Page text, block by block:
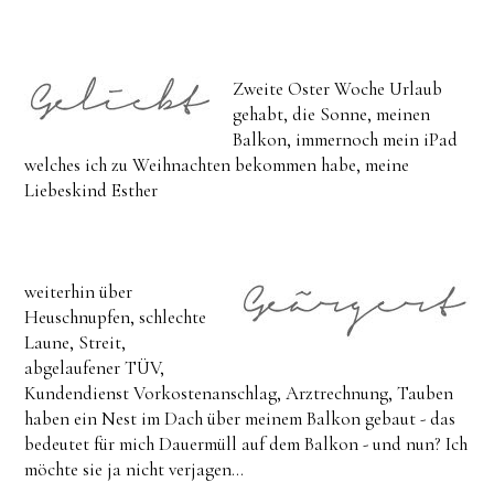
Zweite Oster Woche Urlaub
gehabt, die Sonne, meinen
Balkon, immernoch mein iPad
welches ich zu Weihnachten bekommen habe, meine
Liebeskind Esther
weiterhin über
Heuschnupfen, schlechte
Laune, Streit,
abgelaufener TÜV,
Kundendienst Vorkostenanschlag, Arztrechnung, Tauben
haben ein Nest im Dach über meinem Balkon gebaut - das
bedeutet für mich Dauermüll auf dem Balkon - und nun? Ich
möchte sie ja nicht verjagen...